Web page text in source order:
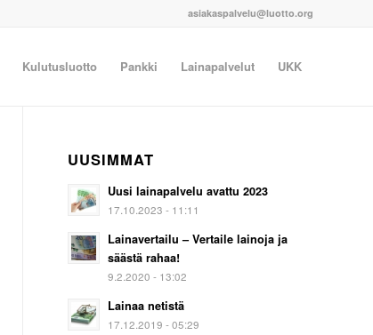
asiakaspalvelu@luotto.org
Kulutusluotto Pankki Lainapalvelut UKK
UUSIMMAT
Uusi lainapalvelu avattu 2023
17.10.2023 - 11:11
Lainavertailu – Vertaile lainoja ja
säästä rahaa!
9.2.2020 - 13:02
Lainaa netistä
17.12.2019 - 05:29